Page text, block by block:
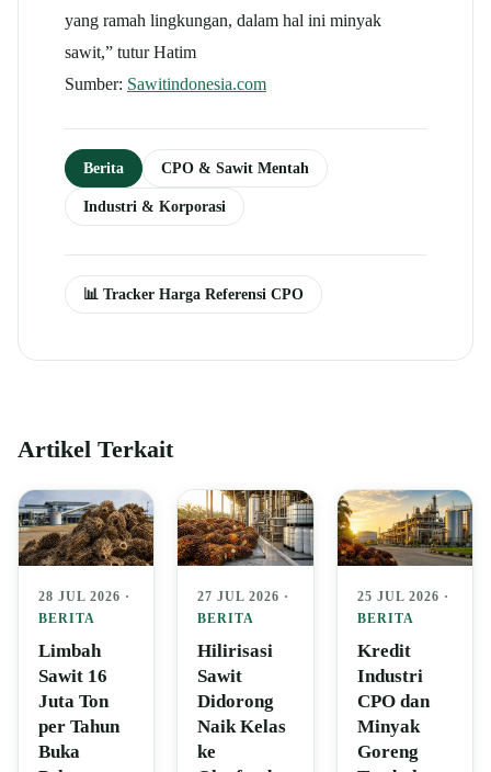
yang ramah lingkungan, dalam hal ini minyak
sawit,” tutur Hatim
Sumber: Sawitindonesia.com
Berita CPO & Sawit Mentah
Industri & Korporasi
📊 Tracker Harga Referensi CPO
Artikel Terkait
28 JUL 2026 ·
BERITA
Limbah
Sawit 16
Juta Ton
per Tahun
Buka
27 JUL 2026 ·
BERITA
Hilirisasi
Sawit
Didorong
Naik Kelas
ke
25 JUL 2026 ·
BERITA
Kredit
Industri
CPO dan
Minyak
Goreng